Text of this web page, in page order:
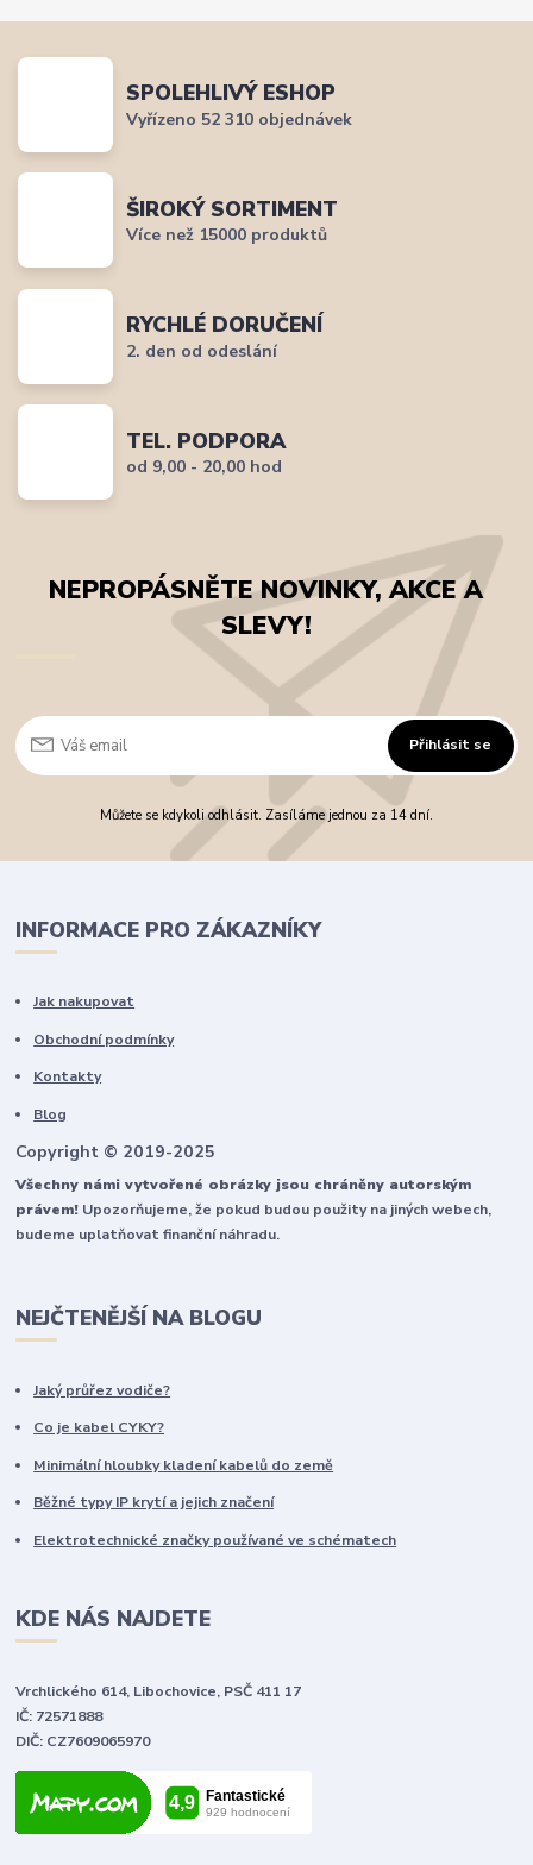
SPOLEHLIVÝ ESHOP
Vyřízeno 52 310 objednávek
ŠIROKÝ SORTIMENT
Více než 15000 produktů
RYCHLÉ DORUČENÍ
2. den od odeslání
TEL. PODPORA
od 9,00 - 20,00 hod
NEPROPÁSNĚTE NOVINKY, AKCE A
SLEVY!
Přihlásit se
Můžete se kdykoli odhlásit. Zasíláme jednou za 14 dní.
INFORMACE PRO ZÁKAZNÍKY
Jak nakupovat
Obchodní podmínky
Kontakty
Blog
Copyright © 2019-2025
Všechny námi vytvořené obrázky jsou chráněny autorským
právem! Upozorňujeme, že pokud budou použity na jiných webech,
budeme uplatňovat finanční náhradu.
NEJČTENĚJŠÍ NA BLOGU
Jaký průřez vodiče?
Co je kabel CYKY?
Minimální hloubky kladení kabelů do země
Běžné typy IP krytí a jejich značení
Elektrotechnické značky používané ve schématech
KDE NÁS NAJDETE
Vrchlického 614, Libochovice, PSČ 411 17
IČ: 72571888
DIČ: CZ7609065970